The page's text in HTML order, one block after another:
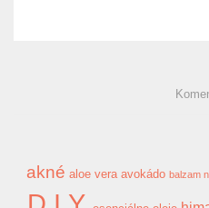
akné aloe vera avokádo balzam